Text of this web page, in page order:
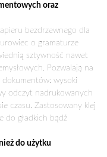
oraz
bezdrzewnego dla
o gramaturze
sztywność nawet
Pozwalają na
dokumentów: wysoki
odczyt nadrukowanych
czasu. Zastosowany klej
do gładkich bądź
do użytku